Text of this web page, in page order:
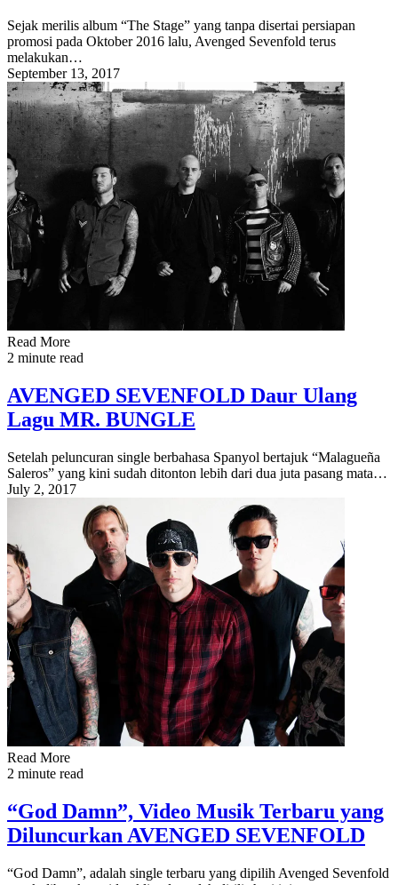
Sejak merilis album “The Stage” yang tanpa disertai persiapan
promosi pada Oktober 2016 lalu, Avenged Sevenfold terus
melakukan…
September 13, 2017
Read More
2 minute read
AVENGED SEVENFOLD Daur Ulang
Lagu MR. BUNGLE
Setelah peluncuran single berbahasa Spanyol bertajuk “Malagueña
Saleros” yang kini sudah ditonton lebih dari dua juta pasang mata…
July 2, 2017
Read More
2 minute read
“God Damn”, Video Musik Terbaru yang
Diluncurkan AVENGED SEVENFOLD
“God Damn”, adalah single terbaru yang dipilih Avenged Sevenfold